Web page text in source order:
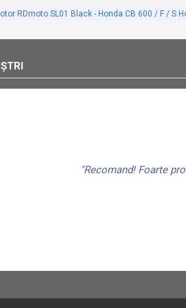
RDmoto SL01 Black - Honda CB 600 / F / S
"Recomand! Foarte